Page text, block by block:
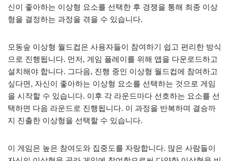
신이 좋아하는 이상형 요소를 선택한 후 경쟁을 통해 최종 이상
형을 결정하는 과정을 겪을 수 있습니다.
모동숲 이상형 월드컵은 사용자들이 참여하기 쉽고 편리한 방식
으로 진행됩니다. 먼저, 게임 플레이를 위해 앱을 다운로드하고
설치해야 합니다. 그다음, 진행 중인 이상형 월드컵에 참여하고
싶다면, 자신이 좋아하는 이상형 요소를 선택하는 것으로 게임
을 시작할 수 있습니다. 이후 각 라운드마다 선호하는 요소를 선
택하면 다음 라운드로 진행됩니다. 이 과정을 반복하며 결승까
지 진출한 이상형을 선택할 수 있습니다.
이 게임은 높은 참여도와 집중도를 자랑합니다. 많은 사람들이